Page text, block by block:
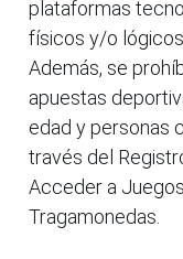
plataformas
físicos y/o
Además, se
apuestas
edad y personas
través del
Acceder a
Tragamonedas.